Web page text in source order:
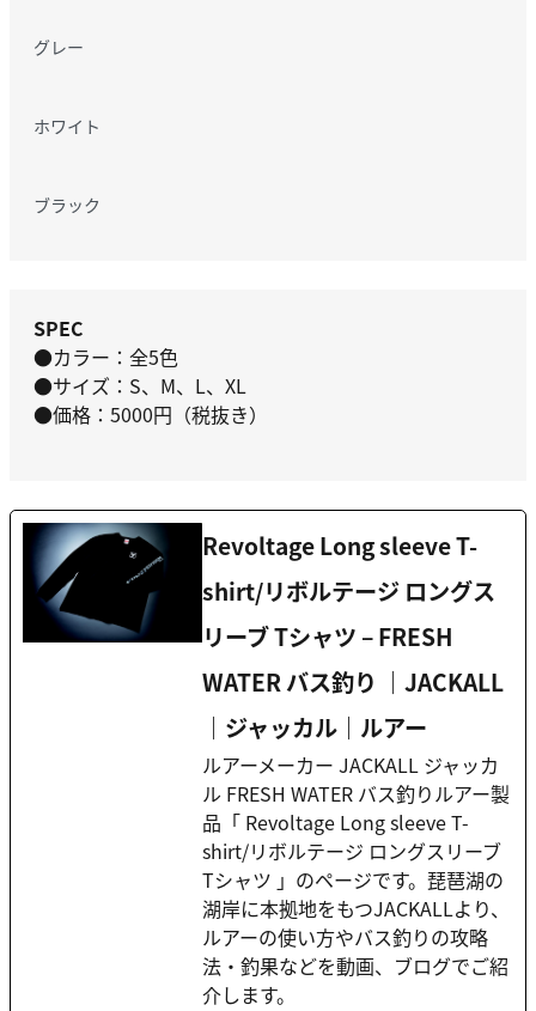
グレー
ホワイト
ブラック
SPEC
●カラー：全5色
●サイズ：S、M、L、XL
●価格：5000円（税抜き）
Revoltage Long sleeve T-
shirt/リボルテージ ロングス
リーブ Tシャツ – FRESH
WATER バス釣り ｜JACKALL
｜ジャッカル｜ルアー
ルアーメーカー JACKALL ジャッカ
ル FRESH WATER バス釣りルアー製
品「 Revoltage Long sleeve T-
shirt/リボルテージ ロングスリーブ
Tシャツ 」のページです。琵琶湖の
湖岸に本拠地をもつJACKALLより、
ルアーの使い方やバス釣りの攻略
法・釣果などを動画、ブログでご紹
介します。